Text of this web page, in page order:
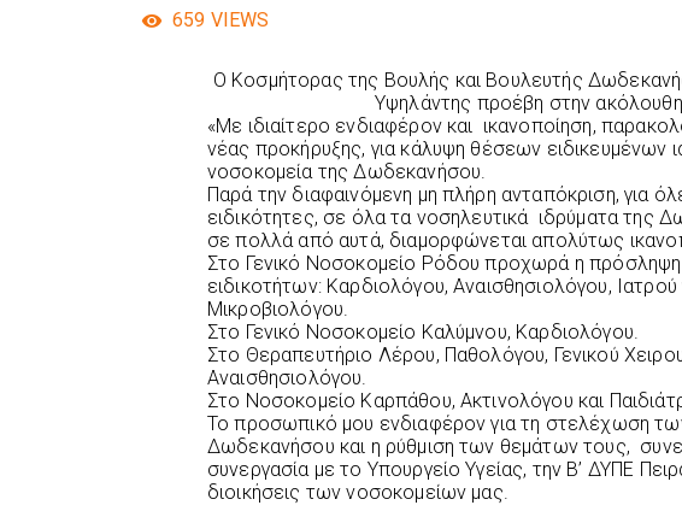
659 VIEWS
Ο Κοσμήτορας της Βουλής και Βουλευτής
Υψηλάντης προέβη στην
«Με ιδιαίτερο ενδιαφέρον και ικανοποίηση,
νέας προκήρυξης, για κάλυψη θέσεων ειδικευμένων
νοσοκομεία της Δωδεκανήσου.
Παρά την διαφαινόμενη μη πλήρη ανταπόκριση, για
ειδικότητες, σε όλα τα νοσηλευτικά ιδρύματα της
σε πολλά από αυτά, διαμορφώνεται απολύτως
Στο Γενικό Νοσοκομείο Ρόδου προχωρά η
ειδικοτήτων: Καρδιολόγου, Αναισθησιολόγου, Ιατρού
Μικροβιολόγου.
Στο Γενικό Νοσοκομείο Καλύμνου, Καρδιολόγου.
Στο Θεραπευτήριο Λέρου, Παθολόγου, Γενικού
Αναισθησιολόγου.
Στο Νοσοκομείο Καρπάθου, Ακτινολόγου και
Το προσωπικό μου ενδιαφέρον για τη στελέχωση
Δωδεκανήσου και η ρύθμιση των θεμάτων τους,
συνεργασία με το Υπουργείο Υγείας, την Β’ ΔΥΠΕ
διοικήσεις των νοσοκομείων μας.